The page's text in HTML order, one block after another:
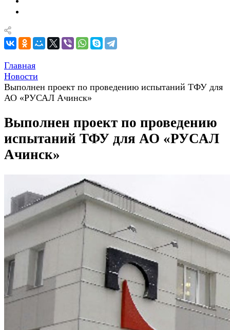
Главная
Новости
Выполнен проект по проведению испытаний ТФУ для
АО «РУСАЛ Ачинск»
Выполнен проект по проведению
испытаний ТФУ для АО «РУСАЛ
Ачинск»